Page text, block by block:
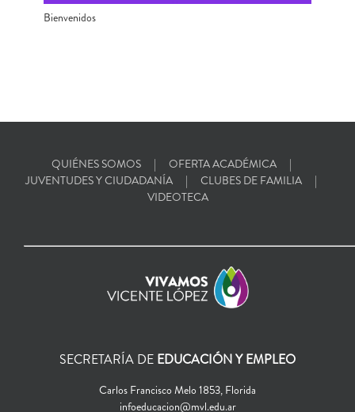
Bienvenidos
QUIÉNES SOMOS
OFERTA ACADÉMICA
JUVENTUDES Y CIUDADANÍA
CLUBES DE FAMILIA
VIDEOTECA
SECRETARÍA DE EDUCACIÓN Y EMPLEO
Carlos Francisco Melo 1853, Florida
infoeducacion@mvl.edu.ar